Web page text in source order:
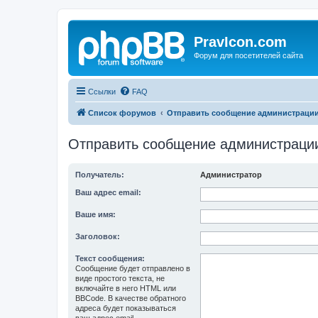
PravIcon.com
Форум для посетителей сайта
Ссылки FAQ
Список форумов Отправить сообщение
Отправить сообщение
Получатель: Администратор
Ваш адрес email:
Ваше имя:
Заголовок:
Текст сообщения:
Сообщение будет отправлено в
виде простого текста, не
включайте в него HTML или
BBCode. В качестве обратного
адреса будет показываться